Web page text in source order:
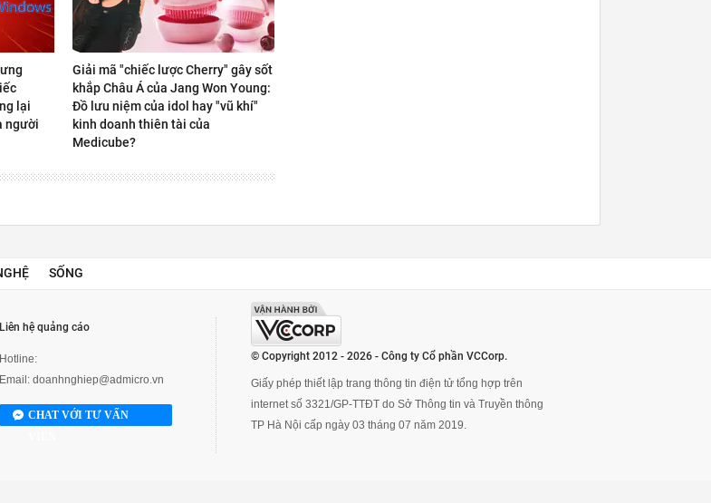
lại
người
Giải mã "chiếc lược Cherry" gây sốt
khắp Châu Á của Jang Won Young:
Đồ lưu niệm của idol hay "vũ khí"
kinh doanh thiên tài của
Medicube?
SỐNG
Liên hệ quảng cáo
Hotline:
Email: doanhnghiep@admicro.vn
CHAT VỚI TƯ VẤN
© Copyright 2012 - 2026 - Công ty Cổ phần VCCorp.
Giấy phép thiết lập trang thông tin điện tử tổng hợp trên
internet số 3321/GP-TTĐT do Sở Thông tin và Truyền thông
TP Hà Nội cấp ngày 03 tháng 07 năm 2019.